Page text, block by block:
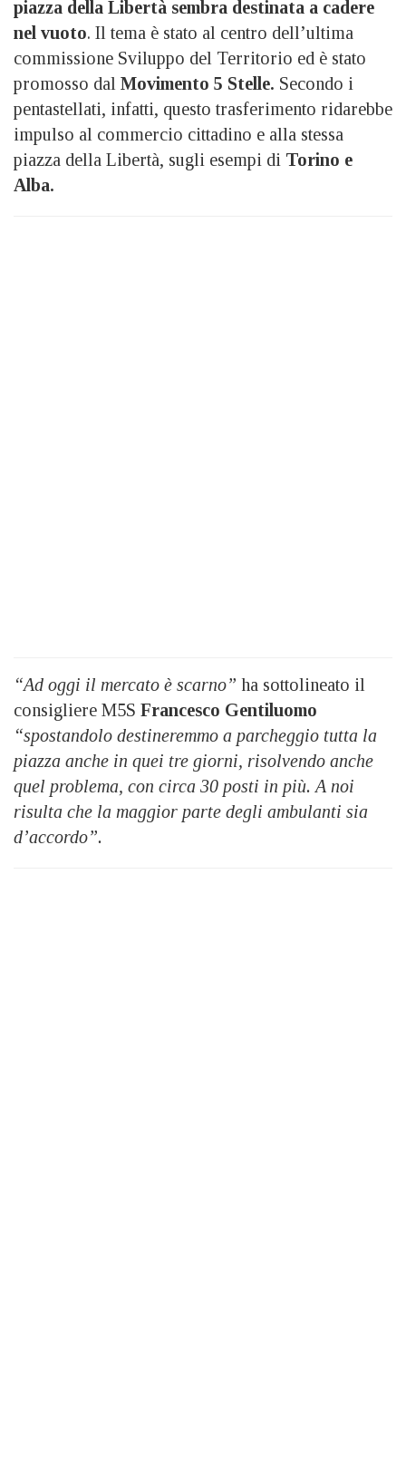
piazza della Libertà sembra destinata a cadere
nel vuoto. Il tema è stato al centro dell’ultima
commissione Sviluppo del Territorio ed è stato
promosso dal Movimento 5 Stelle. Secondo i
pentastellati, infatti, questo trasferimento ridarebbe
impulso al commercio cittadino e alla stessa
piazza della Libertà, sugli esempi di Torino e
Alba.
“Ad oggi il mercato è scarno” ha sottolineato il
consigliere M5S Francesco Gentiluomo
“spostandolo destineremmo a parcheggio tutta la
piazza anche in quei tre giorni, risolvendo anche
quel problema, con circa 30 posti in più. A noi
risulta che la maggior parte degli ambulanti sia
d’accordo”.